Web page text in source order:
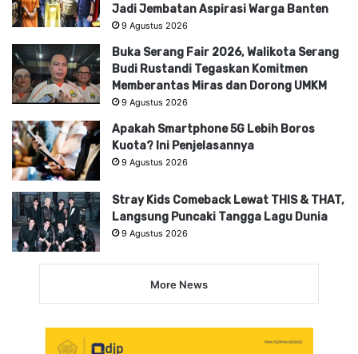
Jadi Jembatan Aspirasi Warga Banten
9 Agustus 2026
Buka Serang Fair 2026, Walikota Serang
Budi Rustandi Tegaskan Komitmen
Memberantas Miras dan Dorong UMKM
9 Agustus 2026
Apakah Smartphone 5G Lebih Boros
Kuota? Ini Penjelasannya
9 Agustus 2026
Stray Kids Comeback Lewat THIS & THAT,
Langsung Puncaki Tangga Lagu Dunia
9 Agustus 2026
More News